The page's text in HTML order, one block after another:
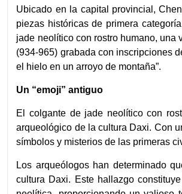
Ubicado en la capital provincial,
piezas históricas de primera
jade neolítico con rostro humano, una
(934-965) grabada con inscripciones
el hielo en un arroyo de montaña”.
Un “emoji” antiguo
El colgante de jade neolítico con
arqueológico de la cultura Daxi. Con
símbolos y misterios de las primeras
Los arqueólogos han determinado
cultura Daxi. Este hallazgo